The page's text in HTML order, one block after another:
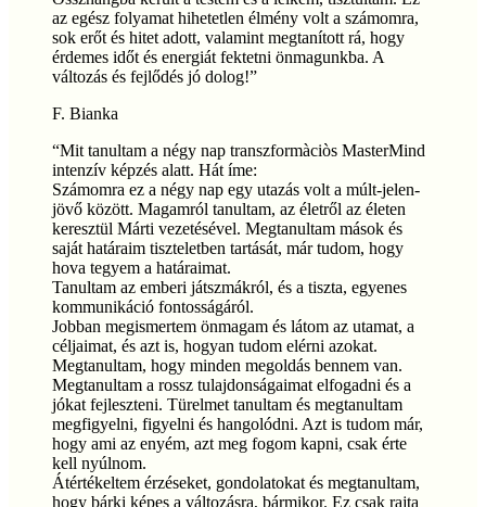
az egész folyamat hihetetlen élmény volt a számomra,
sok erőt és hitet adott, valamint megtanított rá, hogy
érdemes időt és energiát fektetni önmagunkba. A
változás és fejlődés jó dolog!”
F. Bianka
“Mit tanultam a négy nap transzformàciòs MasterMind
intenzív képzés alatt. Hát íme:
Számomra ez a négy nap egy utazás volt a múlt-jelen-
jövő között. Magamról tanultam, az életről az életen
keresztül Márti vezetésével. Megtanultam mások és
saját határaim tiszteletben tartását, már tudom, hogy
hova tegyem a határaimat.
Tanultam az emberi játszmákról, és a tiszta, egyenes
kommunikáció fontosságáról.
Jobban megismertem önmagam és látom az utamat, a
céljaimat, és azt is, hogyan tudom elérni azokat.
Megtanultam, hogy minden megoldás bennem van.
Megtanultam a rossz tulajdonságaimat elfogadni és a
jókat fejleszteni. Türelmet tanultam és megtanultam
megfigyelni, figyelni és hangolódni. Azt is tudom már,
hogy ami az enyém, azt meg fogom kapni, csak érte
kell nyúlnom.
Átértékeltem érzéseket, gondolatokat és megtanultam,
hogy bárki képes a változásra, bármikor. Ez csak rajta